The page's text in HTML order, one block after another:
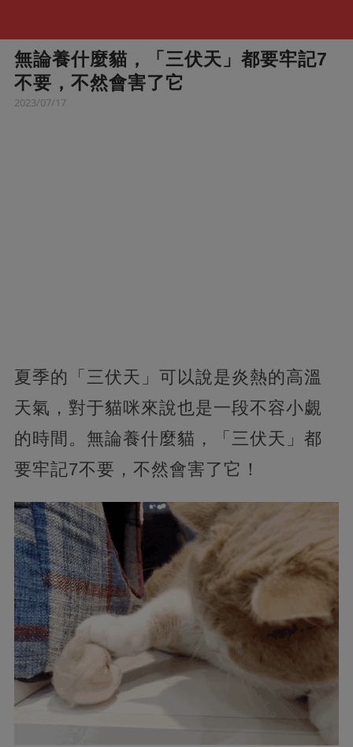
無論養什麼貓，「三伏天」都要牢記7
不要，不然會害了它
2023/07/17
夏季的「三伏天」可以說是炎熱的高溫
天氣，對于貓咪來說也是一段不容小覷
的時間。無論養什麼貓，「三伏天」都
要牢記7不要，不然會害了它！